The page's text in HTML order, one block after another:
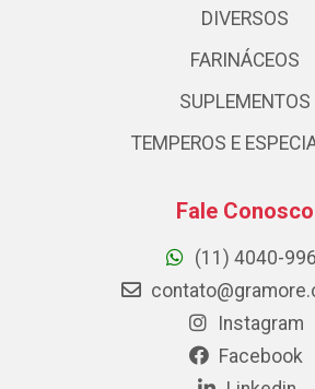
DIVERSOS
FARINÁCEOS
SUPLEMENTOS
TEMPEROS E
Fale Conosco
(11) 4040-
Instagram
Facebook